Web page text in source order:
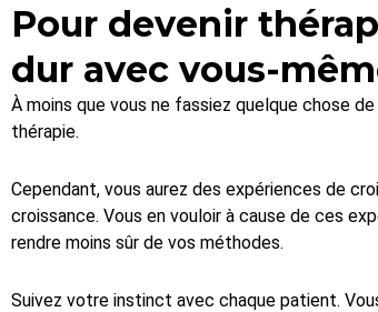
Pour devenir
dur avec vous-
À moins que vous ne fassiez quelque chose de
thérapie.
Cependant, vous aurez des expériences de
croissance. Vous en vouloir à cause de ces
rendre moins sûr de vos méthodes.
Suivez votre instinct avec chaque patient.